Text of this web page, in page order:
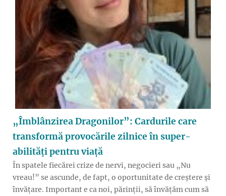
„Îmblânzirea Dragonilor”: Cardurile care
transformă provocările zilnice în super-
abilități pentru viață
În spatele fiecărei crize de nervi, negocieri sau „Nu
vreau!” se ascunde, de fapt, o oportunitate de creștere și
învățare. Important e ca noi, părinții, să învățăm cum să